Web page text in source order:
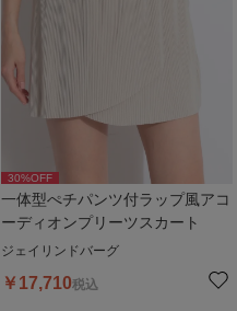
30%OFF
一体型ぺチパンツ付ラップ風アコ
ーディオンプリーツスカート
ジェイリンドバーグ
￥ 17,710税込